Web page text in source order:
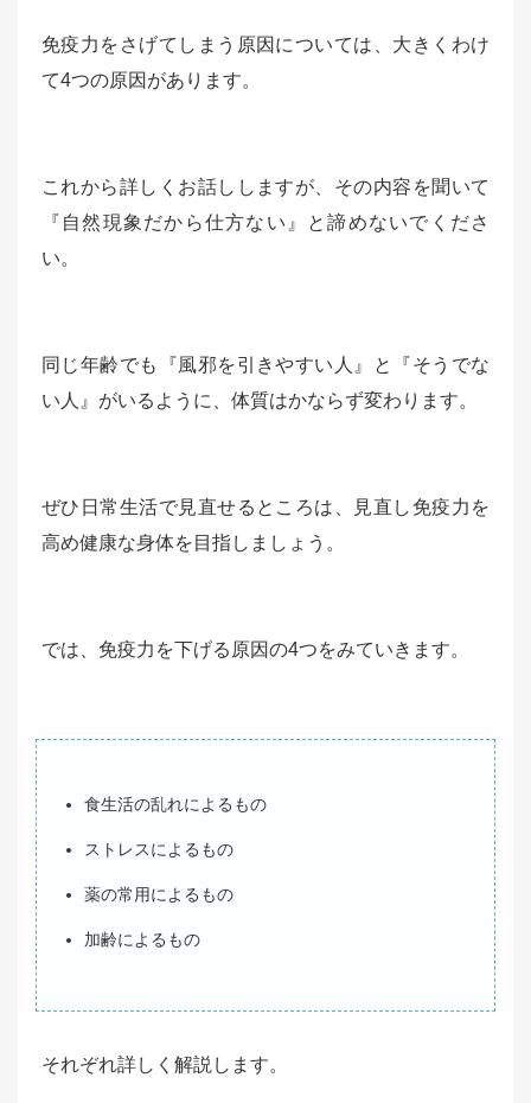
免疫力をさげてしまう原因については、大きくわけ
て4つの原因があります。
これから詳しくお話ししますが、その内容を聞いて
『自然現象だから仕方ない』と諦めないでくださ
い。
同じ年齢でも『風邪を引きやすい人』と『そうでな
い人』がいるように、体質はかならず変わります。
ぜひ日常生活で見直せるところは、見直し免疫力を
高め健康な身体を目指しましょう。
では、免疫力を下げる原因の4つをみていきます。
食生活の乱れによるもの
ストレスによるもの
薬の常用によるもの
加齢によるもの
それぞれ詳しく解説します。